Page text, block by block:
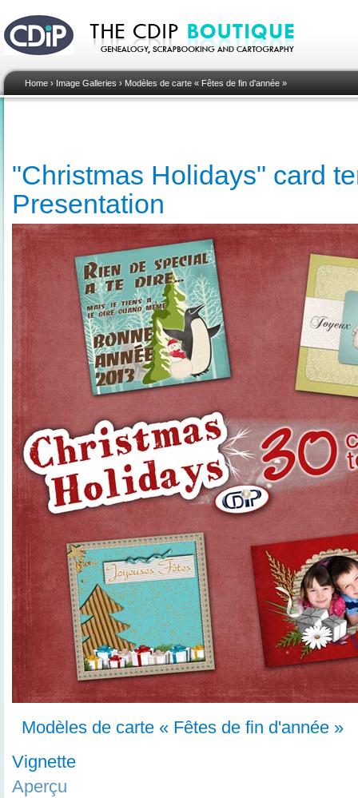
Home › Image Galleries › Modèles de carte « Fêtes de fin d'année »
"Christmas Holidays" card
Presentation
Modèles de carte « Fêtes de fin d'année »
Vignette
Aperçu